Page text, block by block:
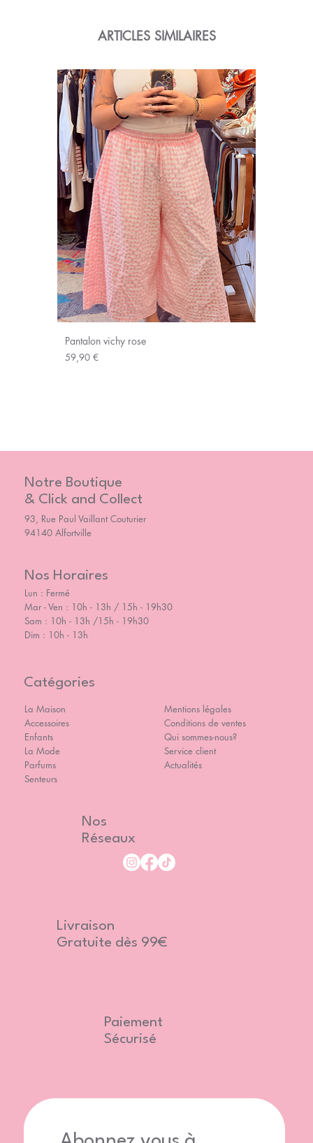
ARTICLES SIMILAIRES
Pantalon vichy rose
Prix
59,90 €
Notre Boutique
& Click and Collect
93, Rue Paul Vaillant Couturier
94140 Alfortville
Nos Horaires
Lun : Fermé
Mar - Ven : 10h - 13h / 15h - 19h30
Sam : 10h - 13h /15h - 19h30
Dim : 10h - 13h
Catégories
La Maison
Accessoires
Enfants
La Mode
Parfums
Senteurs
Mentions légales
Conditions de ventes
Qui sommes-nous?
Service client
Actualités
Nos
Réseaux
Livraison
Gratuite dès 99€
Paiement
Sécurisé